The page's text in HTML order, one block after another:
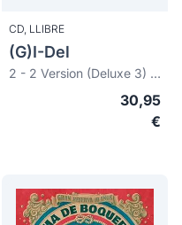
CD, LLIBRE
(G)I-Del
2 - 2 Version (Deluxe 3) 2nd Full Album
30,95
€